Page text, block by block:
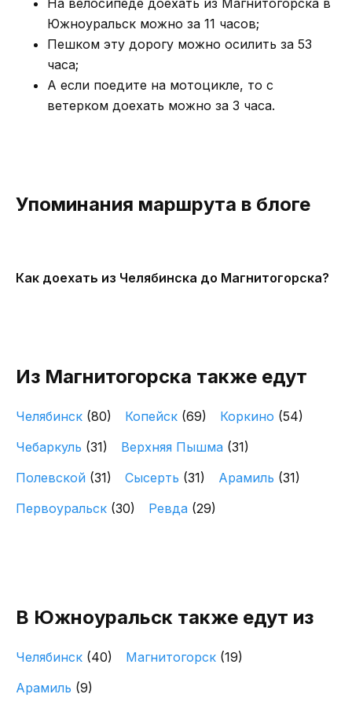
На велосипеде доехать из Магнитогорска в
Южноуральск можно за 11 часов;
Пешком эту дорогу можно осилить за 53
часа;
А если поедите на мотоцикле, то с
ветерком доехать можно за 3 часа.
Упоминания маршрута в блоге
Как доехать из Челябинска до Магнитогорска?
Из Магнитогорска также едут
Челябинск (80) Копейск (69) Коркино (54)
Чебаркуль (31) Верхняя Пышма (31)
Полевской (31) Сысерть (31) Арамиль (31)
Первоуральск (30) Ревда (29)
В Южноуральск также едут из
Челябинск (40) Магнитогорск (19)
Арамиль (9)